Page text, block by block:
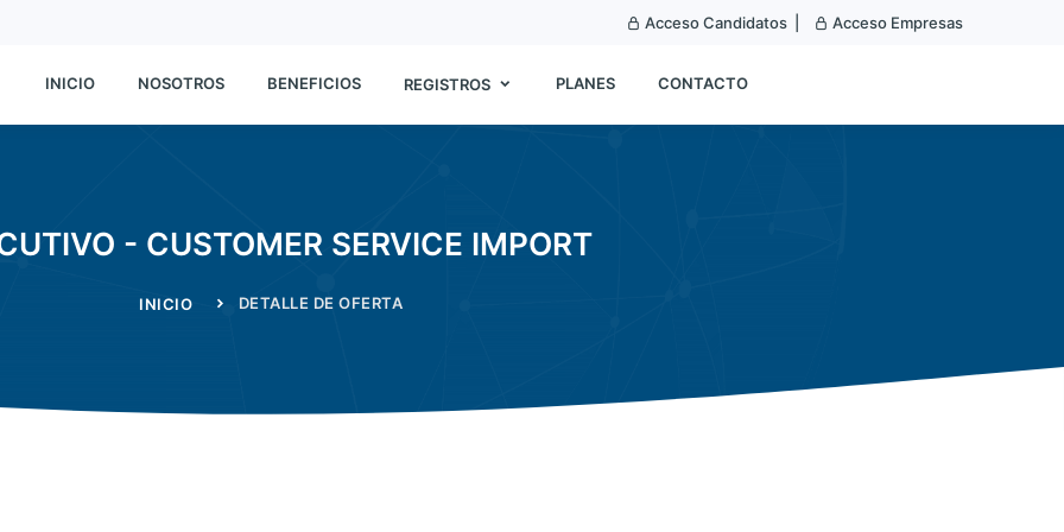
Acceso Candidatos | Acceso Empresas
INICIO NOSOTROS BENEFICIOS REGISTROS PLANES CONTACTO
- CUSTOMER SERVICE IMPORT
INICIO DETALLE DE OFERTA